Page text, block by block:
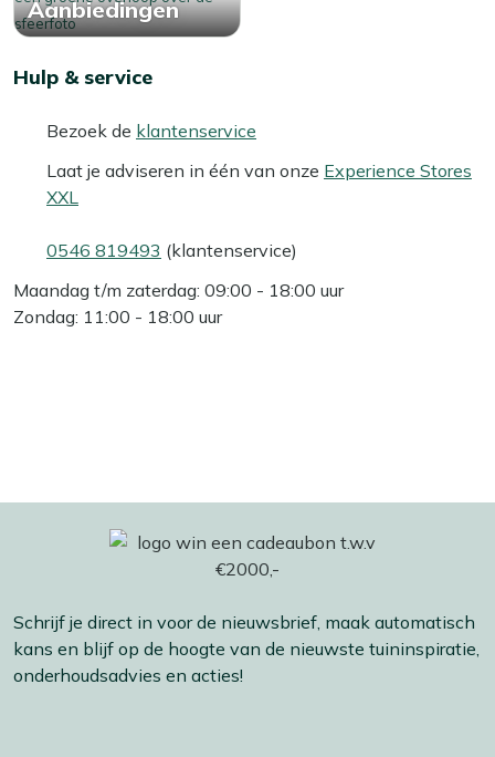
Aanbiedingen
Hulp & service
Bezoek de klantenservice
Laat je adviseren in één van onze Experience Stores
XXL
0546 819493 (klantenservice)
Maandag t/m zaterdag: 09:00 - 18:00 uur
Zondag: 11:00 - 18:00 uur
Schrijf je direct in voor de nieuwsbrief, maak automatisch
kans en blijf op de hoogte van de nieuwste tuininspiratie,
onderhoudsadvies en acties!